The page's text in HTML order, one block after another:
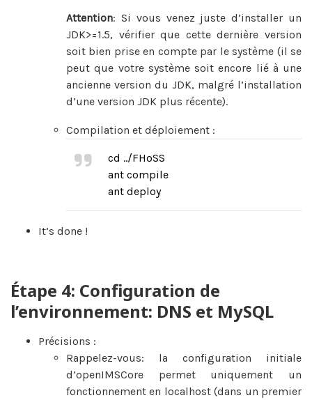
Attention: Si vous venez juste d’installer un
JDK>=1.5, vérifier que cette dernière version
soit bien prise en compte par le système (il se
peut que votre système soit encore lié à une
ancienne version du JDK, malgré l’installation
d’une version JDK plus récente).
Compilation et déploiement :
cd ../FHoSS
ant compile
ant deploy
It’s done !
Étape 4: Configuration de
l’environnement: DNS et MySQL
Précisions :
Rappelez-vous: la configuration initiale
d’openIMSCore permet uniquement un
fonctionnement en localhost (dans un premier